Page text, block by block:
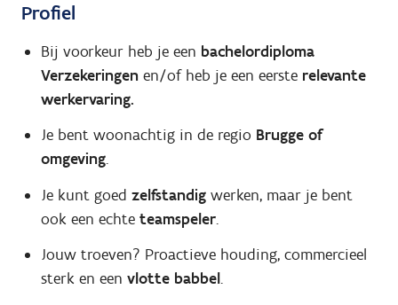
Profiel
Bij voorkeur heb je een bachelordiploma
Verzekeringenen/of heb je een eerste relevante
werkervaring.
Je bent woonachtig in de regio Brugge of
omgeving.
Je kunt goed zelfstandig werken, maar je bent
ook een echte teamspeler.
Jouw troeven? Proactieve houding, commercieel
sterk en een vlotte babbel.